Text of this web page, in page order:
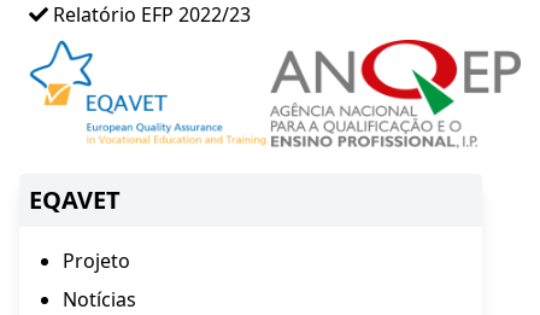
Relatório EFP 2022/23
EQAVET
Projeto
Notícias